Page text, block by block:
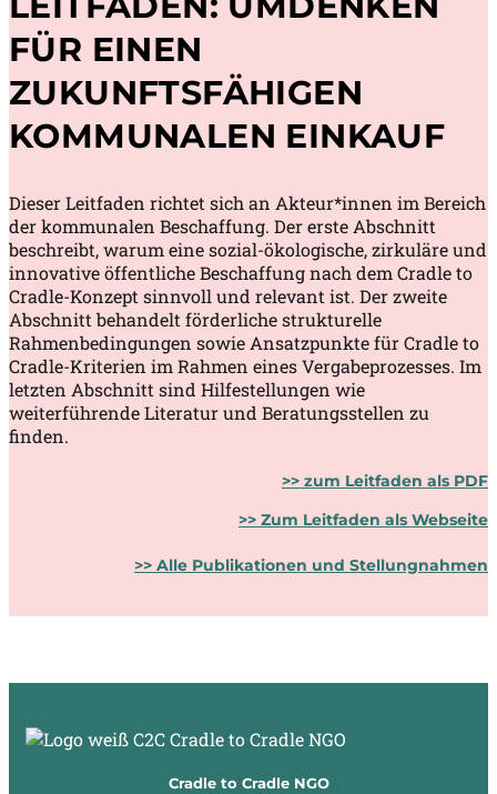
FÜR EINEN
ZUKUNFTSFÄHIGEN
KOMMUNALEN EINKAUF
Dieser Leitfaden richtet sich an Akteur*innen im Bereich
der kommunalen Beschaffung. Der erste Abschnitt
beschreibt, warum eine sozial-ökologische, zirkuläre und
innovative öffentliche Beschaffung nach dem Cradle to
Cradle-Konzept sinnvoll und relevant ist. Der zweite
Abschnitt behandelt förderliche strukturelle
Rahmenbedingungen sowie Ansatzpunkte für Cradle to
Cradle-Kriterien im Rahmen eines Vergabeprozesses. Im
letzten Abschnitt sind Hilfestellungen wie
weiterführende Literatur und Beratungsstellen zu
finden.
>> zum Leitfaden als PDF
>> Zum Leitfaden als Webseite
>> Alle Publikationen und Stellungnahmen
Cradle to Cradle NGO